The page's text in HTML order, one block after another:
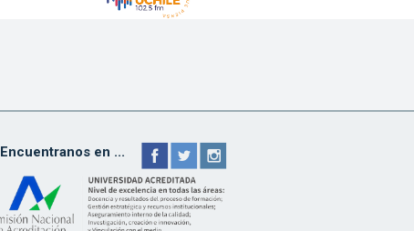
Encuentranos en ...